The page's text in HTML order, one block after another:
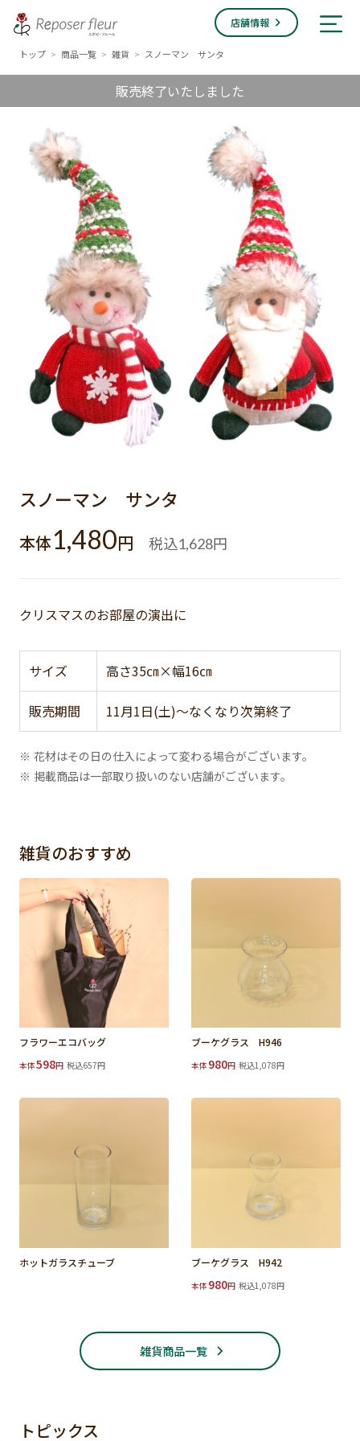
店舗情報
トップ > 商品一覧 > 雑貨 > スノーマン サンタ
販売終了いたしました
スノーマン サンタ
本体1,480円 税込1,628円
クリスマスのお部屋の演出に
サイズ 高さ35㎝×幅16㎝
販売期間 11月1日(土)～なくなり次第終了
※ 花材はその日の仕入によって変わる場合がございます。
※ 掲載商品は一部取り扱いのない店舗がございます。
雑貨のおすすめ
フラワーエコバッグ
本体598円 税込657円
ブーケグラス H946
本体 980円 税込1,078円
ホットガラスチューブ ブーケグラス H942
本体 980円 税込1,078円
雑貨商品一覧
トピックス